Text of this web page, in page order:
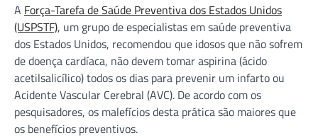
A Força-Tarefa de Saúde Preventiva dos Estados Unidos
(USPSTF), um grupo de especialistas em saúde preventiva
dos Estados Unidos, recomendou que idosos que não sofrem
de doença cardíaca, não devem tomar aspirina (ácido
acetilsalicílico) todos os dias para prevenir um infarto ou
Acidente Vascular Cerebral (AVC). De acordo com os
pesquisadores, os malefícios desta prática são maiores que
os benefícios preventivos.